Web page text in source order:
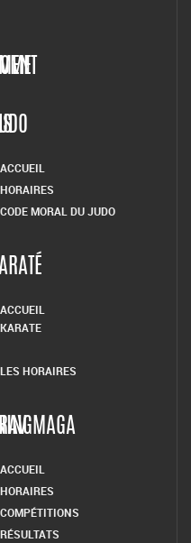
ACCUEIL
HORAIRES
CODE MORAL DU JUDO
ACCUEIL
KARATE
LES HORAIRES
MAGA
ACCUEIL
HORAIRES
COMPÉTITIONS
RÉSULTATS